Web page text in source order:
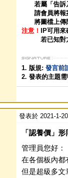
若屬「告訴乃
請會員將報案
將圖檔上傳附
注意！
IP可用
若已知對方姓
1. 版規:發言前
2. 發表的主題需
發表於 2021-1-
「認養價」
管理員您好：
在各個板內都
但是超級多文